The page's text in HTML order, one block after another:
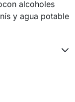
alcoholes
y agua potable